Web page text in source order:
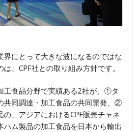
界にとって大きな波になるのではな
、CPF社との取り組み方針です。
工食品分野で実績ある2社が、①タ
共同調達・加工食品の共同開発、②
の、アジアにおけるCPF販売チャネ
ム製品の加工食品を日本から輸出